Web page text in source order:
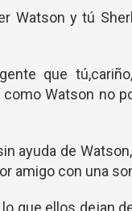
Watson y tú
que
Watson no
ayuda de
amigo con una
que ellos dejan